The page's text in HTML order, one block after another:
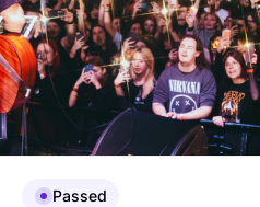
Passed